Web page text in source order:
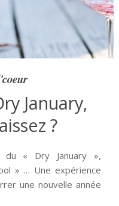
January,
?
du « Dry January »,
» … Une expérience
une nouvelle année